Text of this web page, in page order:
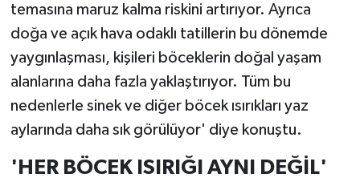
temasına maruz kalma riskini artırıyor. Ayrıca
doğa ve açık hava odaklı tatillerin bu dönemde
yaygınlaşması, kişileri böceklerin doğal yaşam
alanlarına daha fazla yaklaştırıyor. Tüm bu
nedenlerle sinek ve diğer böcek ısırıkları yaz
aylarında daha sık görülüyor' diye konuştu.
'HER BÖCEK ISIRIĞI AYNI DEĞİL'